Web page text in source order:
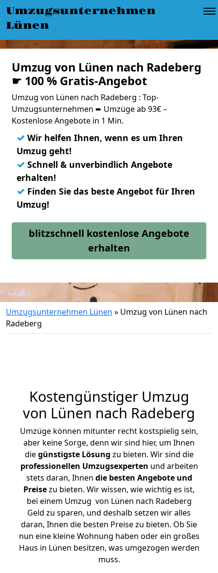
Umzugsunternehmen
Lünen
Umzug von Lünen nach Radeberg
☛ 100 % Gratis-Angebot
Umzug von Lünen nach Radeberg : Top-
Umzugsunternehmen ➨ Umzüge ab 93€ –
Kostenlose Angebote in 1 Min.
✓ Wir helfen Ihnen, wenn es um Ihren
Umzug geht!
✓ Schnell & unverbindlich Angebote
erhalten!
✓ Finden Sie das beste Angebot für Ihren
Umzug!
blitzschnell kostenlose Angebote
erhalten
Umzugsunternehmen Lünen » Umzug von Lünen nach
Radeberg
Kostengünstiger Umzug
von Lünen nach Radeberg
Umzüge können mitunter recht kostspielig sein,
aber keine Sorge, denn wir sind hier, um Ihnen
diegünstigste Lösung zu bieten. Wir sind die
professionellen Umzugsexperten und arbeiten
stets daran, Ihnen die besten Angebote und
Preisezu bieten. Wir wissen, wie wichtig es ist,
bei einem Umzug von Lünen nach Radeberg
Geld zu sparen, und deshalb setzen wir alles
daran, Ihnen die besten Preise zu bieten. Ob Sie
nun eine kleine Wohnung haben oder ein großes
Haus in Lünen besitzen, was umgezogen werden
muss.